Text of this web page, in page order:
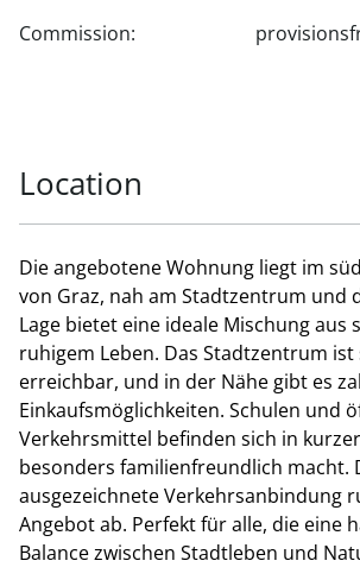
Commission:
Location
Die angebotene Wohnung liegt im
von Graz, nah am Stadtzentrum und
Lage bietet eine ideale Mischung aus
ruhigem Leben. Das Stadtzentrum ist
erreichbar, und in der Nähe gibt es
Einkaufsmöglichkeiten. Schulen und
Verkehrsmittel befinden sich in
besonders familienfreundlich macht.
ausgezeichnete Verkehrsanbindung
Angebot ab. Perfekt für alle, die eine
Balance zwischen Stadtleben und